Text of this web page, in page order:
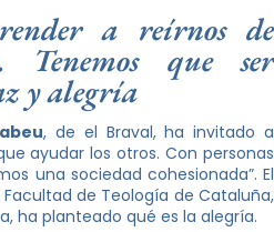
a reírnos de
Tenemos que ser
y alegría
, de el Braval, ha invitado a
ayudar los otros. Con personas
una sociedad cohesionada”. El
de Teología de Cataluña,
ha planteado qué es la alegría.